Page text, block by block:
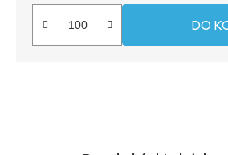
DO